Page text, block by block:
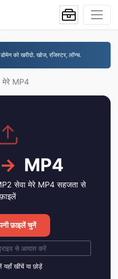
को खरीदो. खोज, रजिस्टर, लॉन्च.
मेरे MP4
→ MP4
सेवा मेरे MP4 सहजता से
फ़ाइलें
फ़ाइलें चुनें
से आयात करें
यहाँ खींचें या छोड़ें